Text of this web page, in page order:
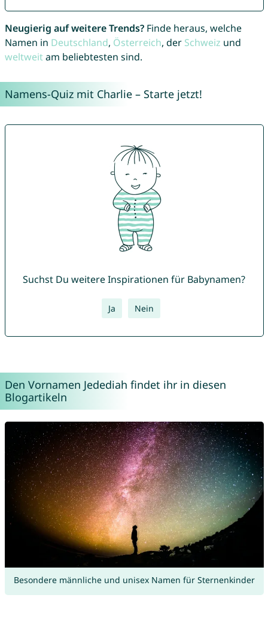
Neugierig auf weitere Trends?Finde heraus, welche
Namen in Deutschland, Österreich, der Schweiz und
weltweitam beliebtesten sind.
Namens-Quiz mit Charlie – Starte jetzt!
Suchst Du weitere Inspirationen für Babynamen?
Ja Nein
Den Vornamen Jedediah findet ihr in diesen
Blogartikeln
Besondere männliche und unisex Namen für Sternenkinder